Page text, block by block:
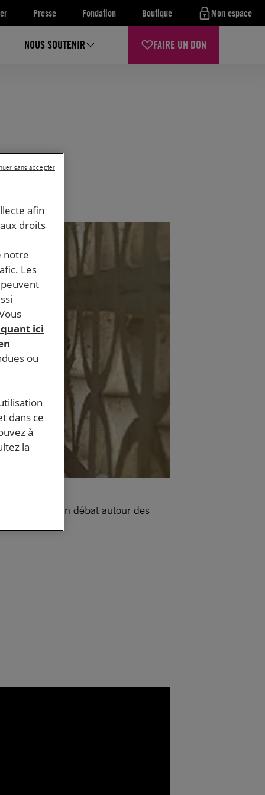
Presse Fondation Boutique Mon espace
NOUS SOUTENIR FAIRE UN DON
» suivie d’un débat autour des
afin
droits
notre
Les
ici
ou
dans ce
à
la
sans accepter